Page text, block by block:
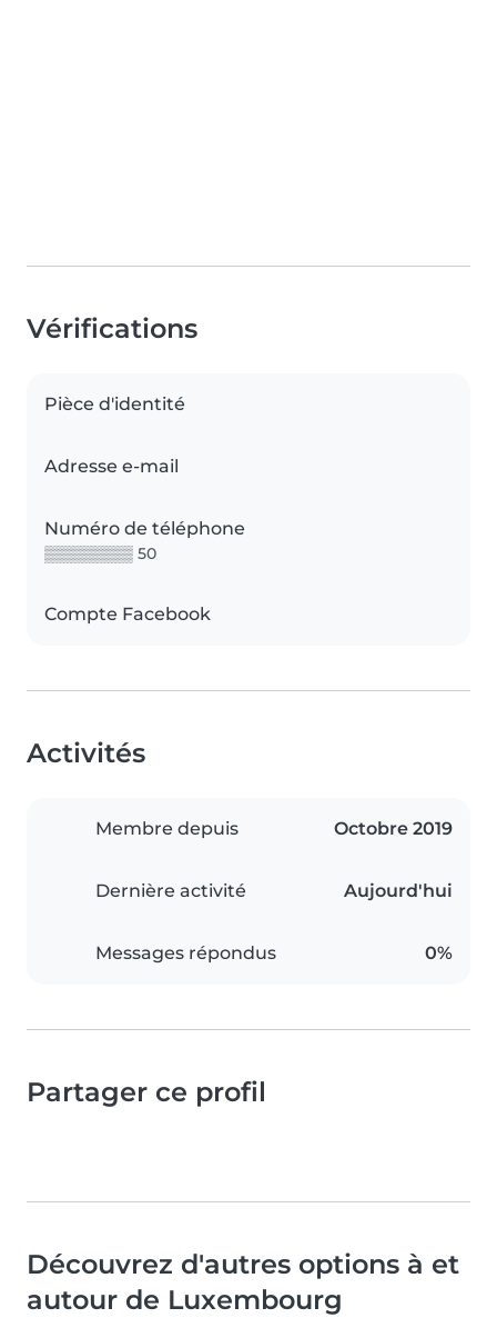
Vérifications
Pièce d'identité
Adresse e-mail
Numéro de téléphone
▒▒▒▒▒▒▒▒ 50
Compte Facebook
Activités
Membre depuis Octobre 2019
Dernière activité Aujourd'hui
Messages répondus 0%
Partager ce profil
Découvrez d'autres options à et
autour de Luxembourg